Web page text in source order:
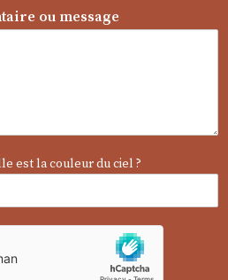
e
*
ou message
est la couleur du ciel ?